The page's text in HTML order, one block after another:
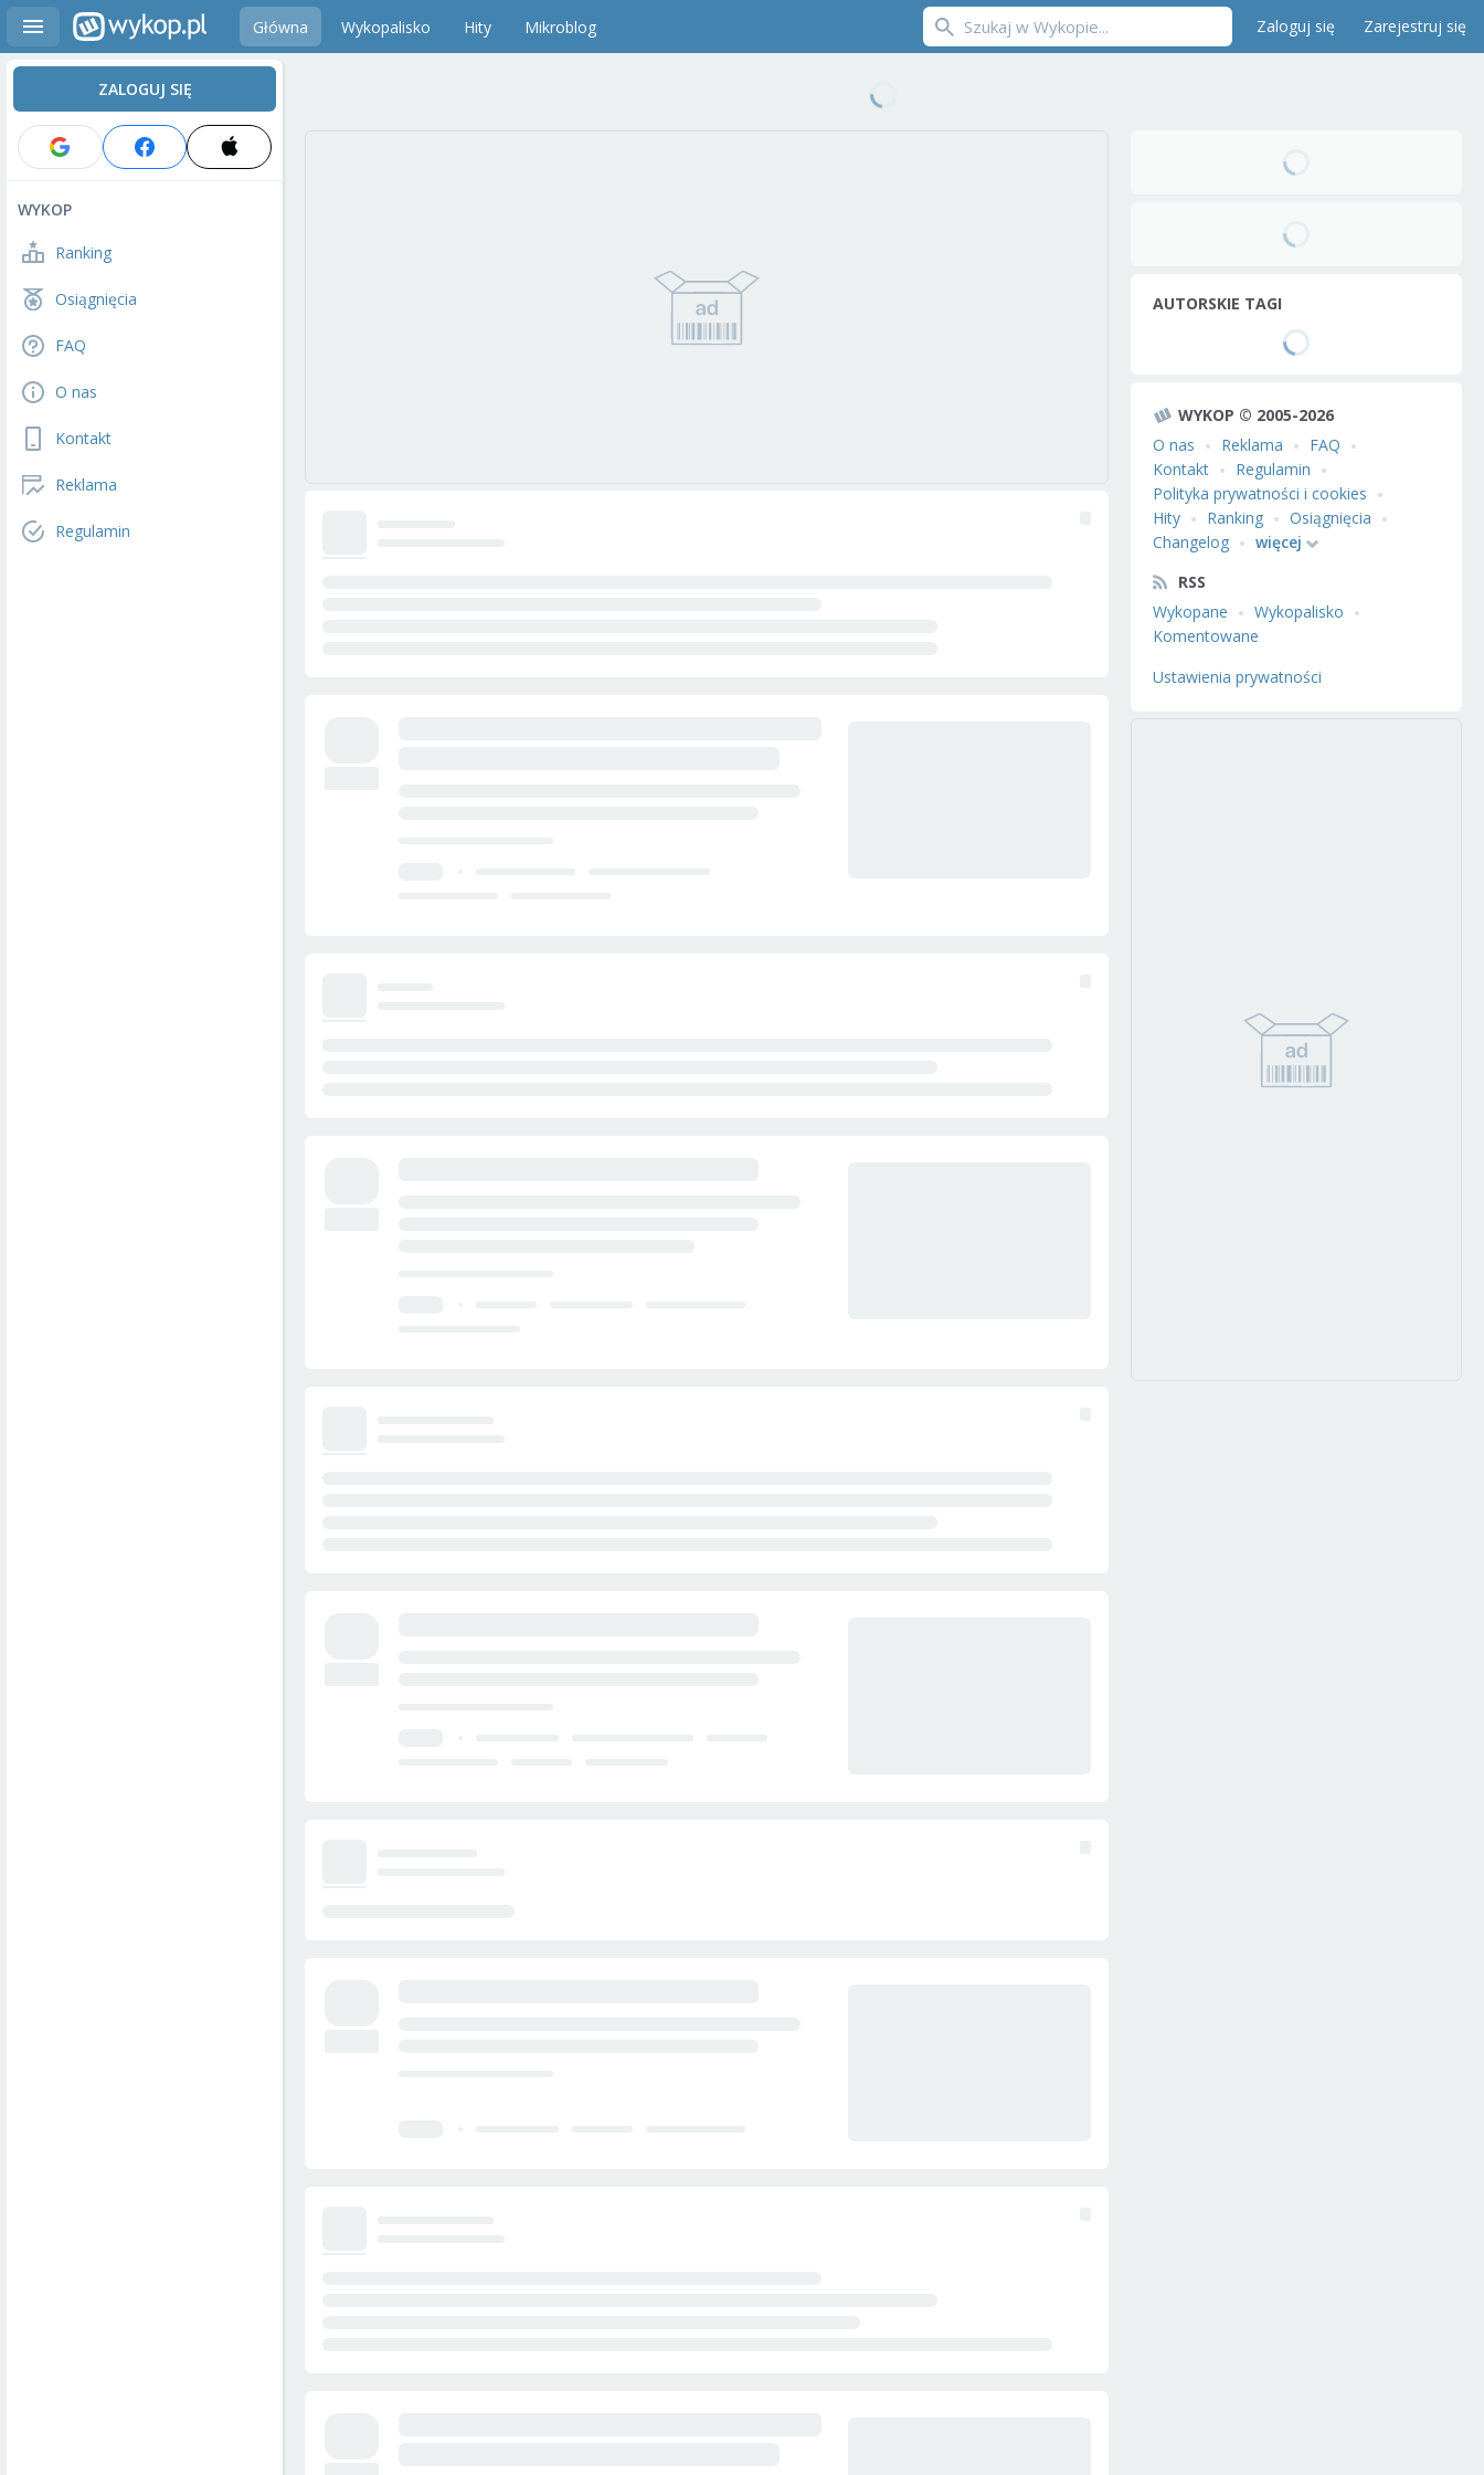
Główna Wykopalisko Hity Mikroblog Zaloguj się Zarejestruj się
ZALOGUJ SIĘ
WYKOP
Ranking
Osiągnięcia
FAQ
O nas
Kontakt
Reklama
Regulamin
AUTORSKIE TAGI
WYKOP © 2005-2026
O nas
Reklama
FAQ
Kontakt
Regulamin
Polityka prywatności i cookies
Hity
Ranking
Osiągnięcia
Changelog
więcej
RSS
Wykopane
Wykopalisko
Komentowane
Ustawienia prywatności